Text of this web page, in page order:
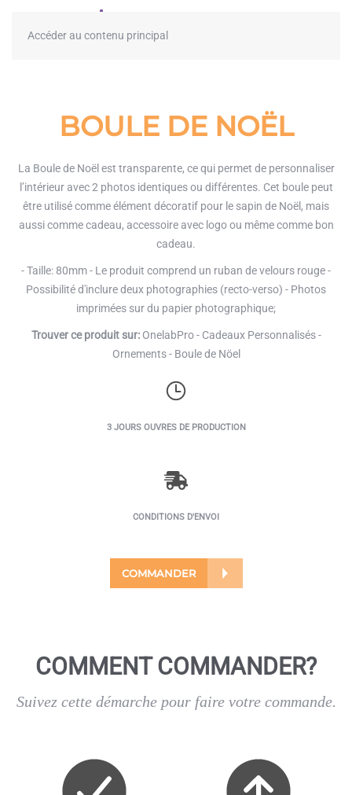
Accéder au contenu principal
BOULE DE NOËL
La Boule de Noël est transparente, ce qui permet de personnaliser
l’intérieur avec 2 photos identiques ou différentes. Cet boule peut
être utilisé comme élément décoratif pour le sapin de Noël, mais
aussi comme cadeau, accessoire avec logo ou même comme bon
cadeau.
- Taille: 80mm - Le produit comprend un ruban de velours rouge -
Possibilité d'inclure deux photographies (recto-verso) - Photos
imprimées sur du papier photographique;
Trouver ce produit sur:OnelabPro - Cadeaux Personnalisés -
Ornements - Boule de Nöel
3 JOURS OUVRES DE PRODUCTION
CONDITIONS D'ENVOI
COMMANDER
COMMENT COMMANDER?
Suivez cette démarche pour faire votre commande.